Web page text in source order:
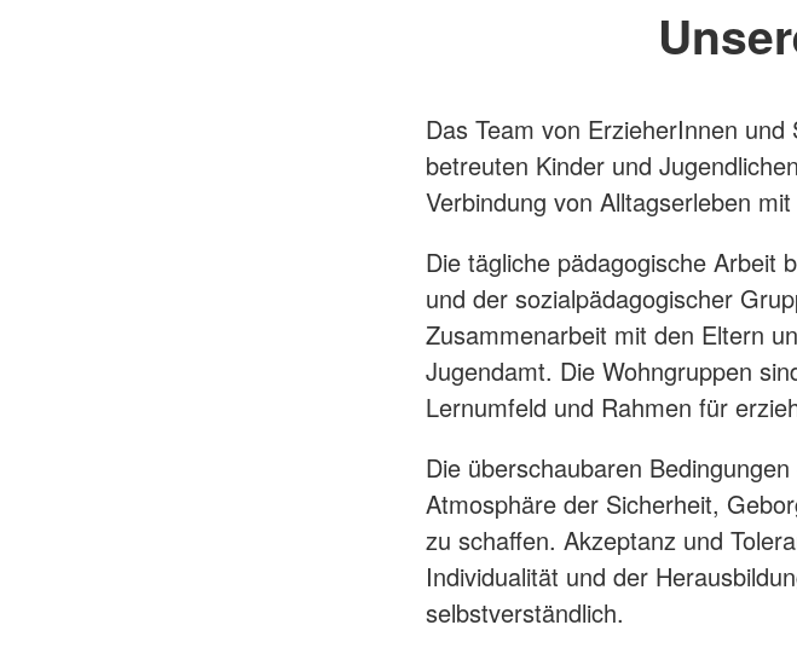
Das Team von ErzieherInnen
betreuten Kinder und
Verbindung von Alltagserleben
Die tägliche pädagogische Arbeit
und der sozialpädagogischer
Zusammenarbeit mit den Eltern
Jugendamt. Die Wohngruppen
Lernumfeld und Rahmen für
Die überschaubaren
Atmosphäre der Sicherheit,
zu schaffen. Akzeptanz und
Individualität und der
selbstverständlich.